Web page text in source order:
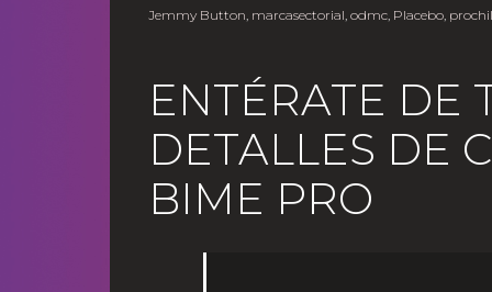
Jemmy Button, marcasectorial, odmc, Placebo,
ENTÉRATE DE
DETALLES DE
BIME PRO